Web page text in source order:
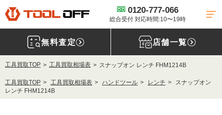
0120-777-066
総合受付 対応時間:10〜19時
無料査定 店舗一覧
工具買取TOP 工具買取相場表 スナップオン レンチ FHM1214B
工具買取TOP 工具買取相場表 ハンドツール レンチ
スナップオン
レンチ FHM1214B